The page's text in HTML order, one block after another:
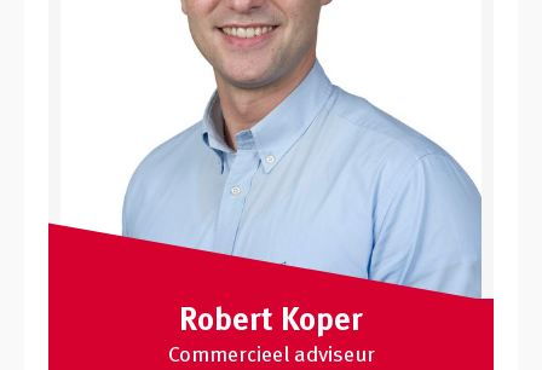
Robert Koper
Commercieel adviseur